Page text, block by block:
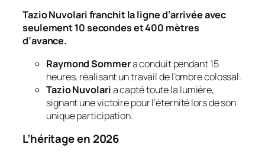
Tazio Nuvolari franchit la ligne d’arrivée avec
seulement 10 secondes et 400 mètres
d’avance.
Raymond Sommera conduit pendant 15
heures, réalisant un travail de l’ombre colossal.
Tazio Nuvolaria capté toute la lumière,
signant une victoire pour l’éternité lors de son
unique participation.
L’héritage en 2026